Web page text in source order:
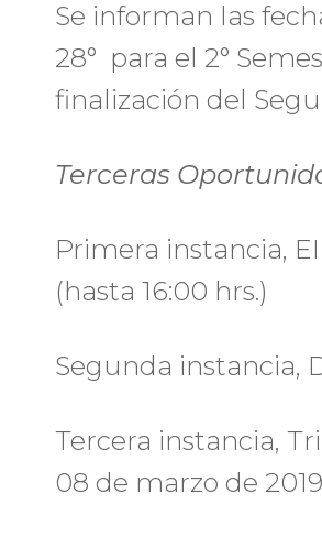
Se informan las
28° para el 2°
finalización del
Terceras
Primera instancia,
(hasta 16:00 hrs.)
Segunda instancia,
Tercera instancia,
08 de marzo de